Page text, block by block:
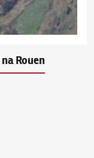
Rouen